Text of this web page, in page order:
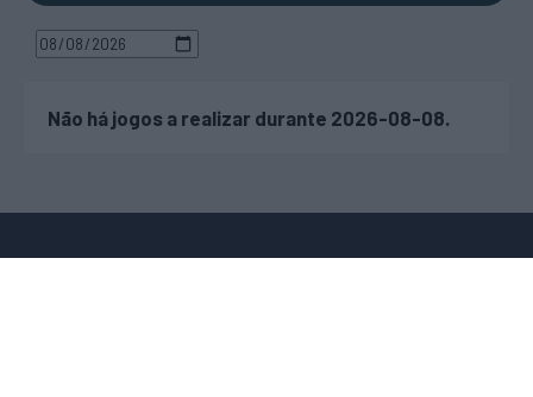
Não há jogos a realizar durante 2026-08-08.